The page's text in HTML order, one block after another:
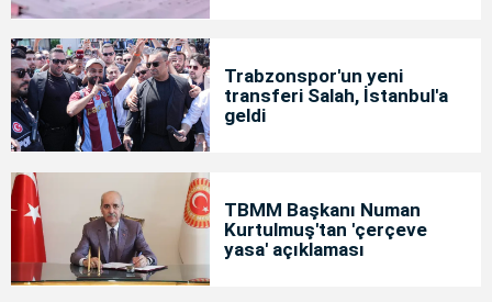
Trabzonspor'un yeni
transferi Salah, İstanbul'a
geldi
TBMM Başkanı Numan
Kurtulmuş'tan 'çerçeve
yasa' açıklaması